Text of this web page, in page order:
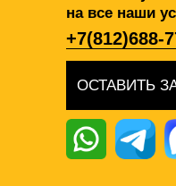
на все наши
ОСТАВИТЬ
+7(812)688-